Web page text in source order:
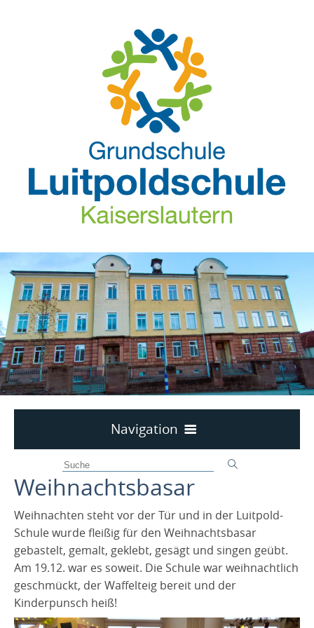
Navigation
Organisation
Unterrichtszeiten
Krankmeldung
Termine Schuljahr 2026/2027
Materialliste Klasse 1
Materialliste Klasse 2
Materialliste Klasse 3
Geschichte der Schule
Ganztag und Betreuung
Anmeldung für die Betreuung und den Ganztag
Infos über die Betreuuung
Infos über den Ganztag
Kollegium
Schulsozialarbeit
Säge-Projekt mit Frau Hausmann
Sozialtraining der 1. Klassen
Familien-Bildungs-Zentrum
Spielplatz-Challenge
Förderverein
Weihnachtsbasar
Weihnachten steht vor der Tür und in der Luitpold-
Schule wurde fleißig für den Weihnachtsbasar
gebastelt, gemalt, geklebt, gesägt und singen geübt.
Am 19.12. war es soweit. Die Schule war weihnachtlich
geschmückt, der Waffelteig bereit und der
Kinderpunsch heiß!